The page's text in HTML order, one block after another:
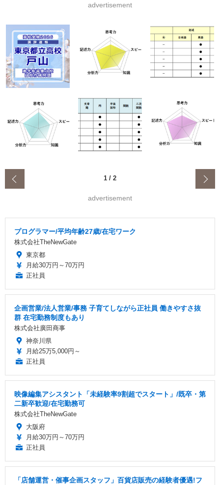
advertisement
1 / 2
advertisement
プログラマー/平均年齢27歳/在宅ワーク
株式会社TheNewGate
東京都
月給30万円～70万円
正社員
企画営業/法人営業/事務 子育てしながら正社員 働きやすさ抜
群 在宅勤務制度もあり
株式会社廣田商事
神奈川県
月給25万5,000円～
正社員
映像編集アシスタント「未経験率9割超でスタート」/既卒・第
二新卒歓迎/在宅勤務可
株式会社TheNewGate
大阪府
月給30万円～70万円
正社員
「店舗運営・催事企画スタッフ」百貨店販売の経験者優遇!フ